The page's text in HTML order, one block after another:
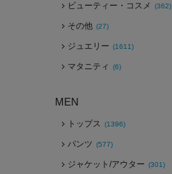
ビューティー・コスメ (362)
その他 (27)
ジュエリー (1611)
マタニティ (6)
MEN
トップス (1396)
パンツ (577)
ジャケット/アウター (301)